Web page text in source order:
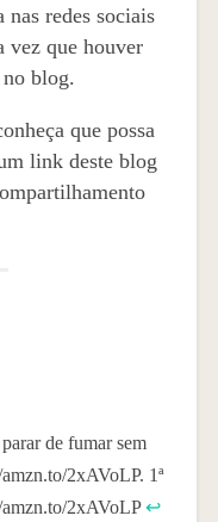
redes sociais
vez que houver
blog.
que possa
link deste blog
de fumar sem
2xAVoLP. 1ª
2xAVoLP↩